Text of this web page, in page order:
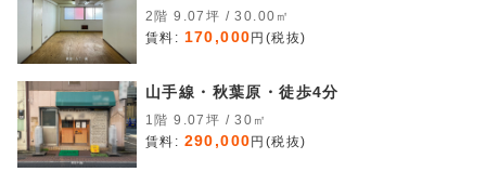
2階 9.07坪 / 30.00㎡
賃料: 170,000 円(税抜)
山手線・秋葉原・徒歩4分
1階 9.07坪 / 30㎡
賃料: 290,000 円(税抜)